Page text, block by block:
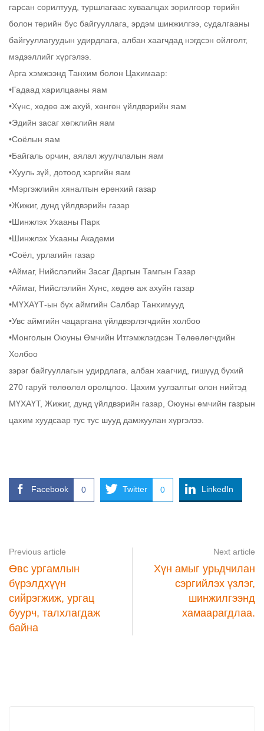
гарсан сорилтууд, туршлагаас хуваалцах зорилгоор төрийн
болон төрийн бус байгууллага, эрдэм шинжилгээ, судалгааны
байгууллагуудын удирдлага, албан хаагчдад нэгдсэн ойлголт,
мэдээллийг хүргэлээ.
Арга хэмжээнд Танхим болон Цахимаар:
•Гадаад харилцааны яам
•Хүнс, хөдөө аж ахуй, хөнгөн үйлдвэрийн яам
•Эдийн засаг хөгжлийн яам
•Соёлын яам
•Байгаль орчин, аялал жуулчлалын яам
•Хууль зүй, дотоод хэргийн яам
•Мэргэжлийн хяналтын ерөнхий газар
•Жижиг, дунд үйлдвэрийн газар
•Шинжлэх Ухааны Парк
•Шинжлэх Ухааны Академи
•Соёл, урлагийн газар
•Аймаг, Нийслэлийн Засаг Даргын Тамгын Газар
•Аймаг, Нийслэлийн Хүнс, хөдөө аж ахуйн газар
•МҮХАҮТ-ын бүх аймгийн Салбар Танхимууд
•Увс аймгийн чацаргана үйлдвэрлэгчдийн холбоо
•Монголын Оюуны Өмчийн Итгэмжлэгдсэн Төлөөлөгчдийн
Холбоо
зэрэг байгууллагын удирдлага, албан хаагчид, гишүүд бүхий
270 гаруй төлөөлөл оролцлоо. Цахим уулзалтыг олон нийтэд
МҮХАҮТ, Жижиг, дунд үйлдвэрийн газар, Оюуны өмчийн газрын
цахим хуудсаар тус тус шууд дамжуулан хүргэлээ.
Facebook 0 Twitter 0 LinkedIn
Previous article
Өвс ургамлын
бүрэлдхүүн
сийрэгжиж, ургац
буурч, талхлагдаж
байна
Next article
Хүн амыг урьдчилан
сэргийлэх үзлэг,
шинжилгээнд
хамаарагдлаа.